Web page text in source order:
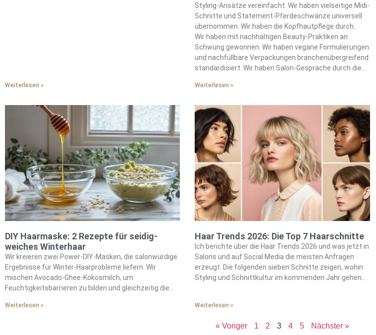
Wir verstehen, dass Weihnachtszauber entsteht,
echten Komfort erleben.
Weiterlesen »
Farbpaletten mit Cherry Cola und teuren Brünett-
Behandlungen angenommen. Wir haben eisige
Blondtöne komplett in den Schatten gestellt.
Styling-Ansätze vereinfacht. Wir haben vielseitige Midi-
Schnitte und Statement-Pferdeschwänze universell
übernommen. Wir haben die Kopfhautpflege durch
Skinification-Praktiken transformiert. Wir haben
systematisch Peptid-angereicherte Behandlungen
und Mikrobiom-ausgleichende Seren eingeführt.
Wir haben mit nachhaltigen Beauty-Praktiken an
Schwung gewonnen. Wir haben vegane Formulierungen
und nachfüllbare Verpackungen branchenübergreifend
standardisiert. Wir haben Salon-Gespräche durch diese
Weiterlesen »
DIY Haarmaske: 2 Rezepte für seidig-
weiches Winterhaar
Wir kreieren zwei Power-DIY-Masken, die salonwürdige
Ergebnisse für Winter-Haarprobleme liefern. Wir
mischen Avocado-Ghee-Kokosmilch, um
Feuchtigkeitsbarrieren zu bilden und gleichzeitig die
Trockenheit und statische Aufladung durch diese
Weiterlesen »
Haar Trends 2026: Die Top 7 Haarschnitte
Ich berichte über die Haar Trends 2026 und was jetzt in
Salons und auf Social Media die meisten Anfragen
erzeugt. Die folgenden sieben Schnitte zeigen, wohin
Styling und Schnittkultur im kommenden Jahr gehen
finden. Die Top 7 Haar Trends 2026 auf einen […]
Weiterlesen »
« Voriger 1 2 3 4 5 Nächster »